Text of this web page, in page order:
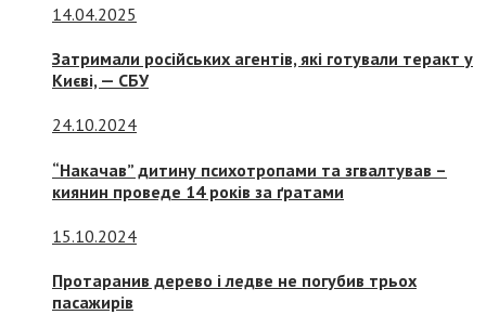
14.04.2025
Затримали російських агентів, які готували теракт у
Києві, — СБУ
24.10.2024
“Накачав” дитину психотропами та згвалтував –
киянин проведе 14 років за ґратами
15.10.2024
Протаранив дерево і ледве не погубив трьох
пасажирів